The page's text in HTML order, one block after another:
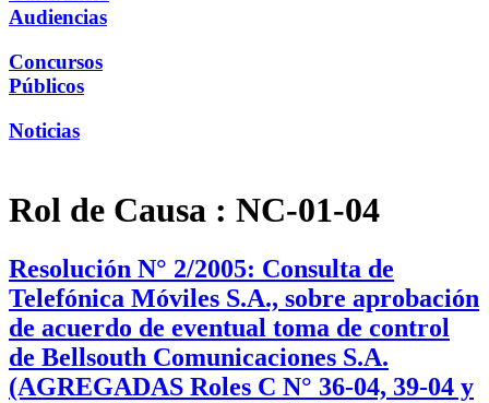
Audiencias
Concursos
Públicos
Noticias
Rol de Causa : NC-01-04
Resolución N° 2/2005: Consulta de
Telefónica Móviles S.A., sobre aprobación
de acuerdo de eventual toma de control
de Bellsouth Comunicaciones S.A.
(AGREGADAS Roles C N° 36-04, 39-04 y